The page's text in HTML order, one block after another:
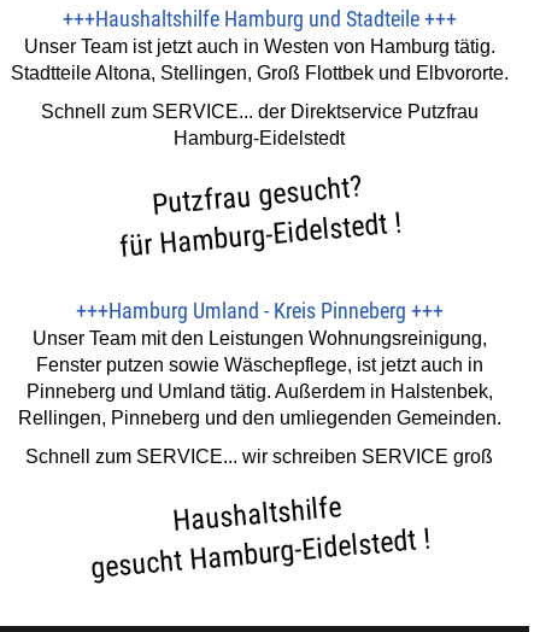
+++Haushaltshilfe Hamburg und Stadteile +++
Unser Team ist jetzt auch in Westen von Hamburg tätig.
Stadtteile Altona, Stellingen, Groß Flottbek und Elbvororte.
Schnell zum SERVICE... der Direktservice Putzfrau
Hamburg-Eidelstedt
Putzfrau gesucht?
für Hamburg-Eidelstedt !
+++Hamburg Umland - Kreis Pinneberg +++
Unser Team mit den Leistungen Wohnungsreinigung,
Fenster putzen sowie Wäschepflege, ist jetzt auch in
Pinneberg und Umland tätig. Außerdem in Halstenbek,
Rellingen, Pinneberg und den umliegenden Gemeinden.
Schnell zum SERVICE... wir schreiben SERVICE groß
Haushaltshilfe
gesucht Hamburg-Eidelstedt !